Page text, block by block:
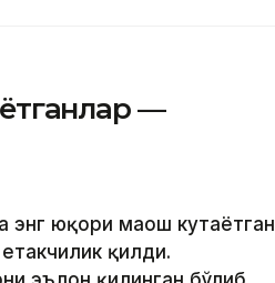
—
энг юқори маош кутаётган
қилди.